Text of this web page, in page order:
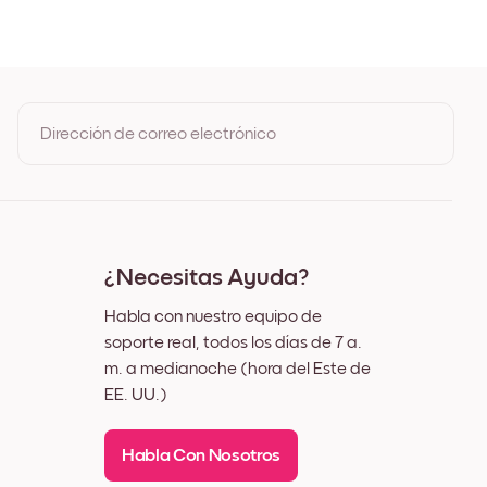
Dirección de correo electrónico
¿Necesitas Ayuda?
Habla con nuestro equipo de
soporte real, todos los días de 7 a.
m. a medianoche (hora del Este de
EE. UU.)
Habla Con Nosotros